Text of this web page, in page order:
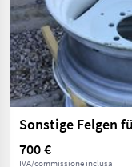
700 €
IVA/commissione inclusa